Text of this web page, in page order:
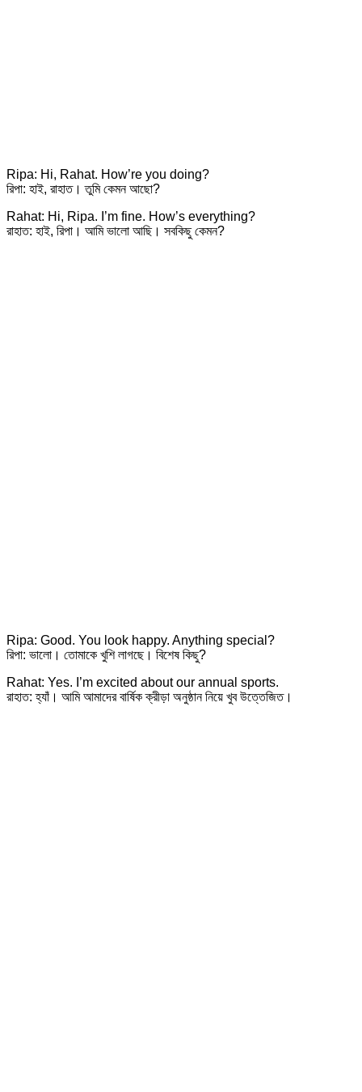
Ripa: Hi, Rahat. How’re you doing?
রিপা: হাই, রাহাত। তুমি কেমন আছো?
Rahat: Hi, Ripa. I’m fine. How’s everything?
রাহাত: হাই, রিপা। আমি ভালো আছি। সবকিছু কেমন?
Ripa: Good. You look happy. Anything special?
রিপা: ভালো। তোমাকে খুশি লাগছে। বিশেষ কিছু?
Rahat: Yes. I’m excited about our annual sports.
রাহাত: হ্যাঁ। আমি আমাদের বার্ষিক ক্রীড়া অনুষ্ঠান নিয়ে খুব উত্তেজিত।